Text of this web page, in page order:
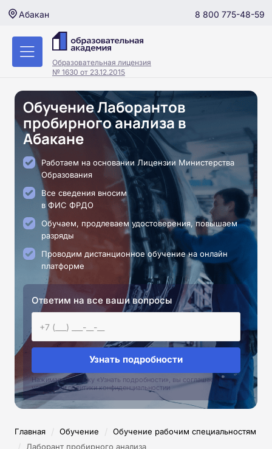
Абакан 8 800 775-48-59
Образовательная лицензия
№ 1630 от 23.12.2015
Обучение Лаборантов
пробирного анализа в
Абакане
Работаем на основании Лицензии Министерства
Образования
Все сведения вносим
в ФИС ФРДО
Обучаем, продлеваем удостоверения, повышаем
разряды
Проводим дистанционное обучение на онлайн
платформе
Ответим на все ваши вопросы
Узнать подробности
Нажимая на кнопку «Узнать подробности», вы соглашаетесь с
условиями политики конфиденциальностии
Главная / Обучение / Обучение рабочим специальностям
Лаборант пробирного анализа